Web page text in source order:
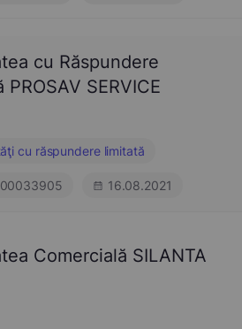
cu Răspundere
PROSAV SERVICE
cu răspundere limitată
16.08.2021
Comercială SILANTA